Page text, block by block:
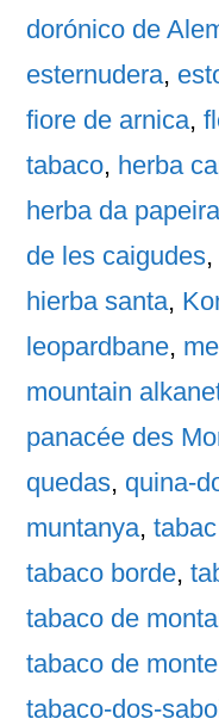
dorónico de
esternudera,
fiore de arnica,
tabaco, herba
herba da
de les caigudes,
hierba santa,
leopardbane,
mountain
panacée des
quedas, quina-
muntanya,
tabaco borde,
tabaco de
tabaco de monte
tabaco-dos-